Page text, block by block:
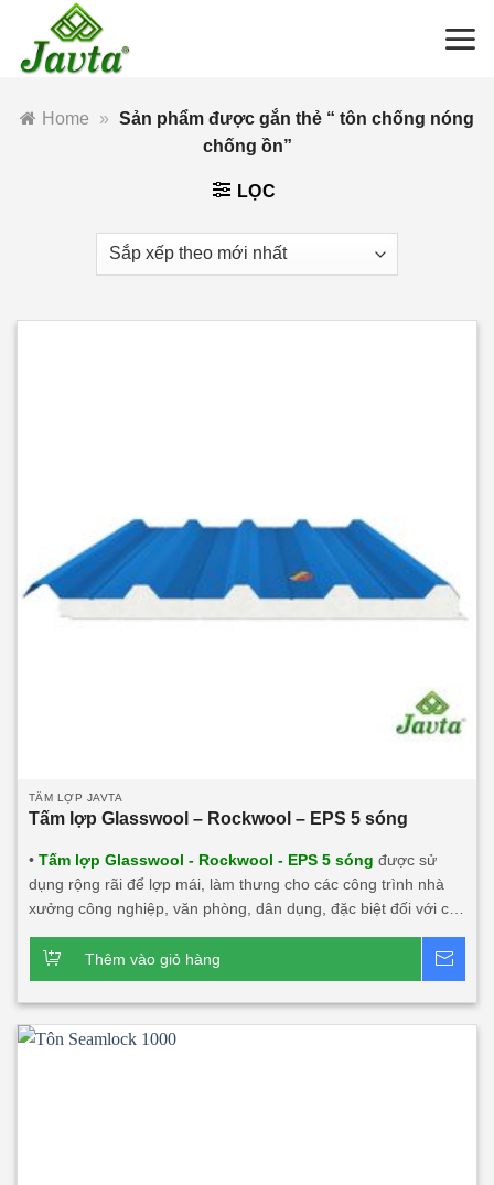
nội
Home
» Sản phẩm được gắn thẻ “ tôn chống nóng
chống ồn”
LỌC
TẤM LỢP JAVTA
Tấm lợp Glasswool – Rockwool – EPS 5 sóng
• Tấm lợp Glasswool - Rockwool - EPS 5 sóng được sử
dụng rộng rãi để lợp mái, làm thưng cho các công trình nhà
xưởng công nghiệp, văn phòng, dân dụng, đặc biệt đối với các
cách nhiệt lớn, chống cháy. Sản phẩm này rất phù hợp với
mọi công trình.Dòng sản phẩm chính:
Tấm lợp
Glasswool 5 sóng 3 lớp 2 mặt tôn
Tấm lợp Rockwool 5
sóng 3 lớp 2 mặt tôn
Tấm lợp EPS 5 sóng công nghiệp
Thêm vào giỏ hàng